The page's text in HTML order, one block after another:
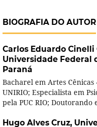
BIOGRAFIA DO AUTOR
Carlos Eduardo
Universidade Federal
Paraná
Bacharel em Artes
UNIRIO; Especialista em
pela PUC RIO; Doutorando
Hugo Alves Cruz,